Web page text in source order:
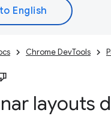
Chrome DevTools
layouts